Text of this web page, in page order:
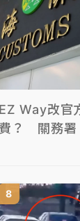
EZ Way改官
費？ 關務署